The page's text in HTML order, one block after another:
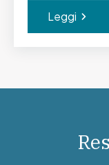
Leggi